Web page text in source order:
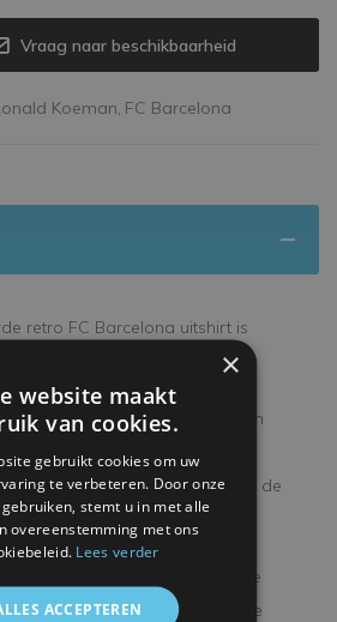
Vraag naar beschikbaarheid
Koeman, FC Barcelona
retro FC Barcelona uitshirt is
gesigneerd.
eigen officieel certificaat van
en waar dit product is
- een foto toont van de
in deluxe frame voor de
van uw gesigneerde
×
website maakt
van cookies.
gebruikt cookies om uw
te verbeteren. Door onze
stemt u in met alle
overeenstemming met ons
Lees verder
ACCEPTEREN